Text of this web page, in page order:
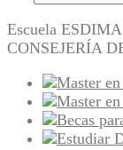
Escuela
CONSEJERÍA